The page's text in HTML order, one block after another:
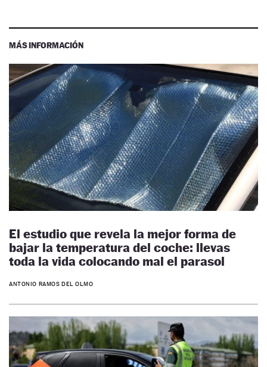
MÁS INFORMACIÓN
El estudio que revela la mejor forma de
bajar la temperatura del coche: llevas
toda la vida colocando mal el parasol
ANTONIO RAMOS DEL OLMO